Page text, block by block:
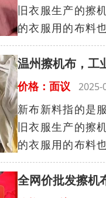
旧衣服生产的擦
的衣服用的布料
温州擦机布，工
价格：面议 2025-
新布新料指的是
旧衣服生产的擦
的衣服用的布料
全网价批发擦机